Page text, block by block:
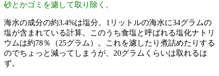
砂とかゴミを濾して取り除く。
海水の成分の約3.4%は塩分。1リットルの海水に34グラムの
塩が含まれている計算。このうち食塩と呼ばれる塩化ナトリ
ウムは約78％（25グラム）。これを濾したり煮詰めたりする
のでちょっと減ってしまうが、20グラムくらいは取れるは
ず。